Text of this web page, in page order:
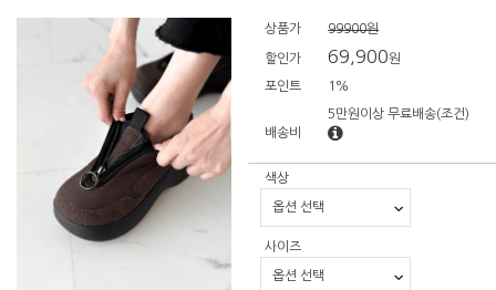
상품가 99900원
할인가 69,900원
포인트 1%
배송비
5만원이상 무료배송(조건)
색상
사이즈